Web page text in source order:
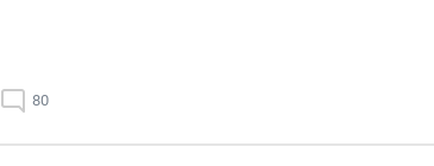
80